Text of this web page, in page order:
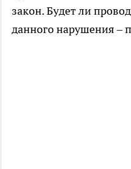
закон. Будет ли
данного нарушения –